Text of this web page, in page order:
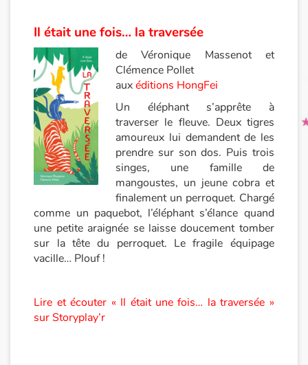
Il était une fois… la traversée
de Véronique Massenot et
Clémence Pollet
auxéditions HongFei
Un éléphant s’apprête à
traverser le fleuve. Deux tigres
amoureux lui demandent de les
prendre sur son dos. Puis trois
singes, une famille de
mangoustes, un jeune cobra et
finalement un perroquet. Chargé
comme un paquebot, l’éléphant s’élance quand
une petite araignée se laisse doucement tomber
sur la tête du perroquet. Le fragile équipage
vacille… Plouf !
Lire et écouter « Il était une fois… la traversée »
sur Storyplay’r